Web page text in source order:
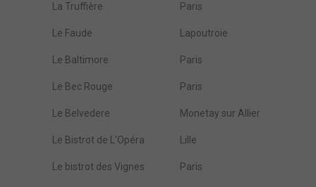
La Truffière Paris
Le Faude Lapoutroie
Le Baltimore Paris
Le Bec Rouge Paris
Le Belvedere Monetay sur Allier
Le Bistrot de L'Opéra Lille
Le bistrot des Vignes Paris